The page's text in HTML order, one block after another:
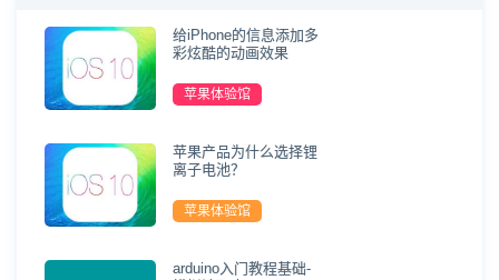
给iPhone的信息添加多
彩炫酷的动画效果
苹果体验馆
苹果产品为什么选择锂
离子电池？
苹果体验馆
arduino入门教程基础-